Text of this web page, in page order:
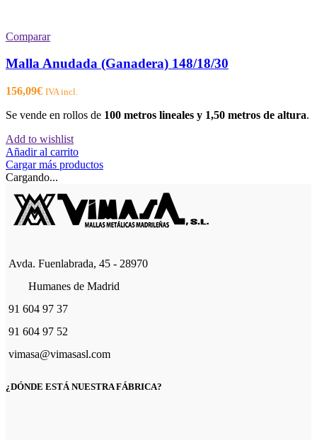
Comparar
Malla Anudada (Ganadera) 148/18/30
156,09€ IVA incl.
Se vende en rollos de 100 metros lineales y 1,50 metros de altura.
Add to wishlist
Añadir al carrito
Cargar más productos
Cargando...
Avda. Fuenlabrada, 45 - 28970
Humanes de Madrid
91 604 97 37
91 604 97 52
vimasa@vimasasl.com
¿DÓNDE ESTÁ NUESTRA FÁBRICA?